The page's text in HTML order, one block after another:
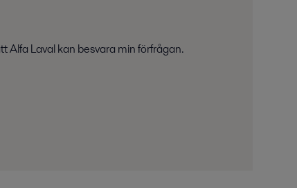
Alfa Laval kan besvara min förfrågan.